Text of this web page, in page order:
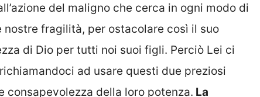
del maligno che cerca in ogni modo di
fragilità, per ostacolare così il suo
di Dio per tutti noi suoi figli. Perciò Lei ci
ad usare questi due preziosi
consapevolezza della loro potenza. La